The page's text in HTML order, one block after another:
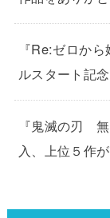
『Re:ゼロか
ルスタート記
『鬼滅の刃
入、上位５作